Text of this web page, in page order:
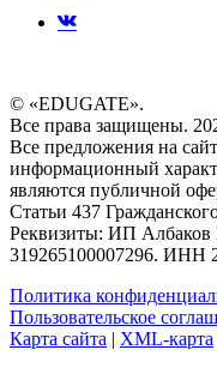
© «EDUGATE».
Все права защищены.
Все предложения на
информационный
являются публичной
Статьи 437
Реквизиты: ИП
319265100007296. ИНН
Политика
Пользовательское
Карта сайта | XML-карта